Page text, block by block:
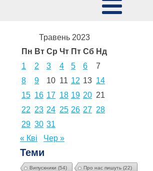
Травень 2023
Пн Вт Ср Чт Пт Сб Нд
1
2 3 4 5 6
7
8
9 10 11 12 13 14
15 16 17 18 19 20 21
22 23 24 25 26 27 28
29 30 31
« Кві
Чер »
Теми
Випускники (54) Про нас пишуть (22)